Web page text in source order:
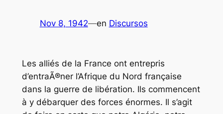
Nov 8, 1942—en Discursos
Les alliés de la France ont entrepris
d’entraÃ®ner l’Afrique du Nord française
dans la guerre de libération. Ils commencent
à y débarquer des forces énormes. Il s’agit